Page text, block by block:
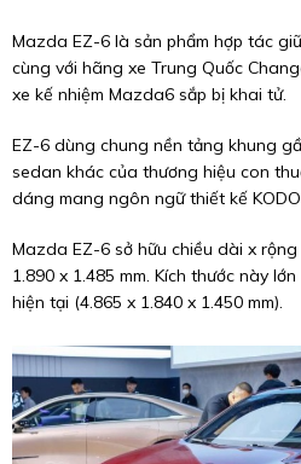
Mazda EZ-6 là sản phẩm hợp tác
cùng với hãng xe Trung Quốc
xe kế nhiệm Mazda6 sắp bị khai tử.
EZ-6 dùng chung nền tảng khung
sedan khác của thương hiệu con
dáng mang ngôn ngữ thiết kế
Mazda EZ-6 sở hữu chiều dài x
1.890 x 1.485 mm. Kích thước này
hiện tại (4.865 x 1.840 x 1.450 mm).